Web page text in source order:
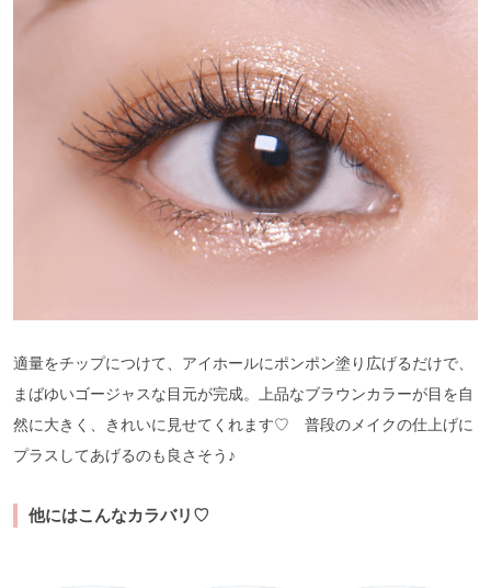
適量をチップにつけて、アイホールにポンポン塗り広げるだけで、
まばゆいゴージャスな目元が完成。上品なブラウンカラーが目を自
然に大きく、きれいに見せてくれます♡ 普段のメイクの仕上げに
プラスしてあげるのも良さそう♪
他にはこんなカラバリ♡